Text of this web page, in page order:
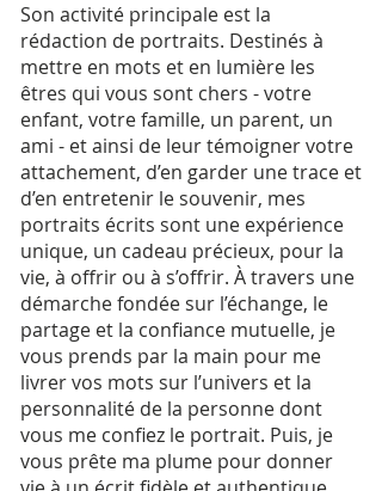
Son activité principale est la
rédaction de portraits. Destinés à
mettre en mots et en lumière les
êtres qui vous sont chers - votre
enfant, votre famille, un parent, un
ami - et ainsi de leur témoigner votre
attachement, d’en garder une trace et
d’en entretenir le souvenir, mes
portraits écrits sont une expérience
unique, un cadeau précieux, pour la
vie, à offrir ou à s’offrir. À travers une
démarche fondée sur l’échange, le
partage et la confiance mutuelle, je
vous prends par la main pour me
livrer vos mots sur l’univers et la
personnalité de la personne dont
vous me confiez le portrait. Puis, je
vous prête ma plume pour donner